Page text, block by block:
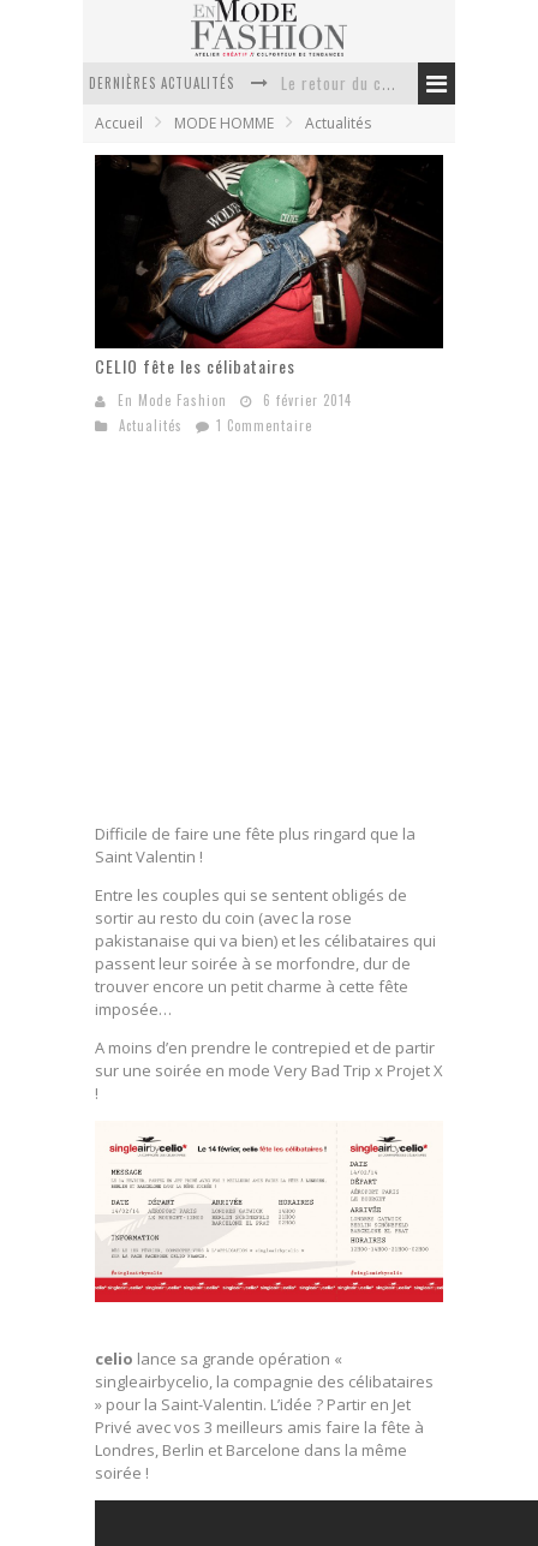
DERNIÈRES ACTUALITÉS
Pourquoi le costume sur mesure à Paris est un incontournable de l’élégance contemporaine ?
Anti chute cheveux homme : quelles solutions pour renforcer sa chevelure ?
Accueil MODE HOMME Actualités
CELIO fête les célibataires
En Mode Fashion
6 février 2014
Actualités
1 Commentaire
Difficile de faire une fête plus ringard que la
Saint Valentin !
Entre les couples qui se sentent obligés de
sortir au resto du coin (avec la rose
pakistanaise qui va bien) et les célibataires qui
passent leur soirée à se morfondre, dur de
trouver encore un petit charme à cette fête
imposée…
A moins d’en prendre le contrepied et de partir
sur une soirée en mode Very Bad Trip x Projet X
!
celio lance sa grande opération «
singleairbycelio, la compagnie des célibataires
» pour la Saint-Valentin. L’idée ? Partir en Jet
Privé avec vos 3 meilleurs amis faire la fête à
Londres, Berlin et Barcelone dans la même
soirée !